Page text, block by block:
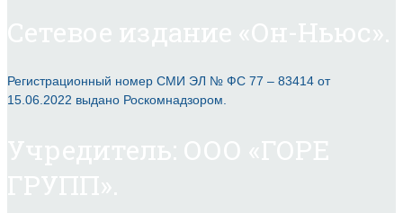
Регистрационный номер СМИ ЭЛ № ФС 77 – 83414 от
15.06.2022 выдано Роскомнадзором.